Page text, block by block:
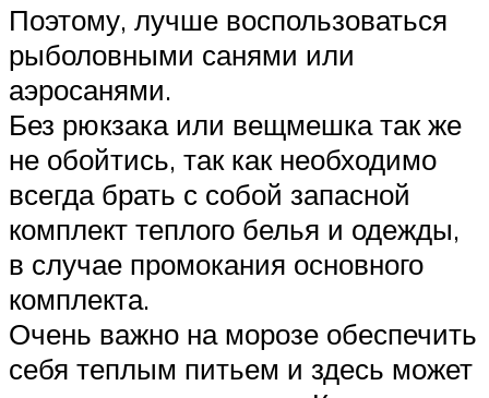
Поэтому, лучше воспользоваться
рыболовными санями или
аэросанями.
Без рюкзака или вещмешка так же
не обойтись, так как необходимо
всегда брать с собой запасной
комплект теплого белья и одежды,
в случае промокания основного
комплекта.
Очень важно на морозе обеспечить
себя теплым питьем и здесь может